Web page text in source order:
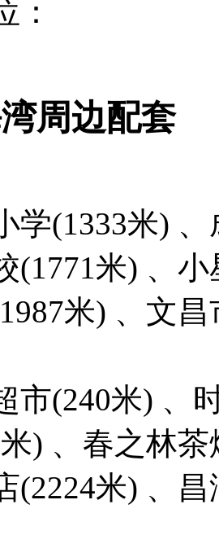
：
周边配套
学(1333米)
(1771米) 、
米) 、文
市(240米) 、
) 、春之林
(2224米) 、